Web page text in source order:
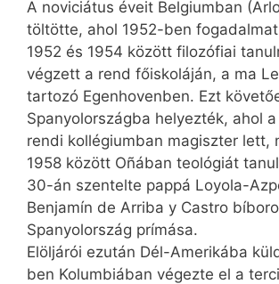
A noviciátus éveit Belgiumban
töltötte, ahol 1952-ben
1952 és 1954 között filozófiai
végzett a rend főiskoláján, a ma
tartozó Egenhovenben. Ezt
Spanyolországba helyezték, ahol
rendi kollégiumban magiszter lett,
1958 között Oñában teológiát
30-án szentelte pappá Loyola-
Benjamín de Arriba y Castro
Spanyolország prímása.
Elöljárói ezután Dél-Amerikába
ben Kolumbiában végezte el a